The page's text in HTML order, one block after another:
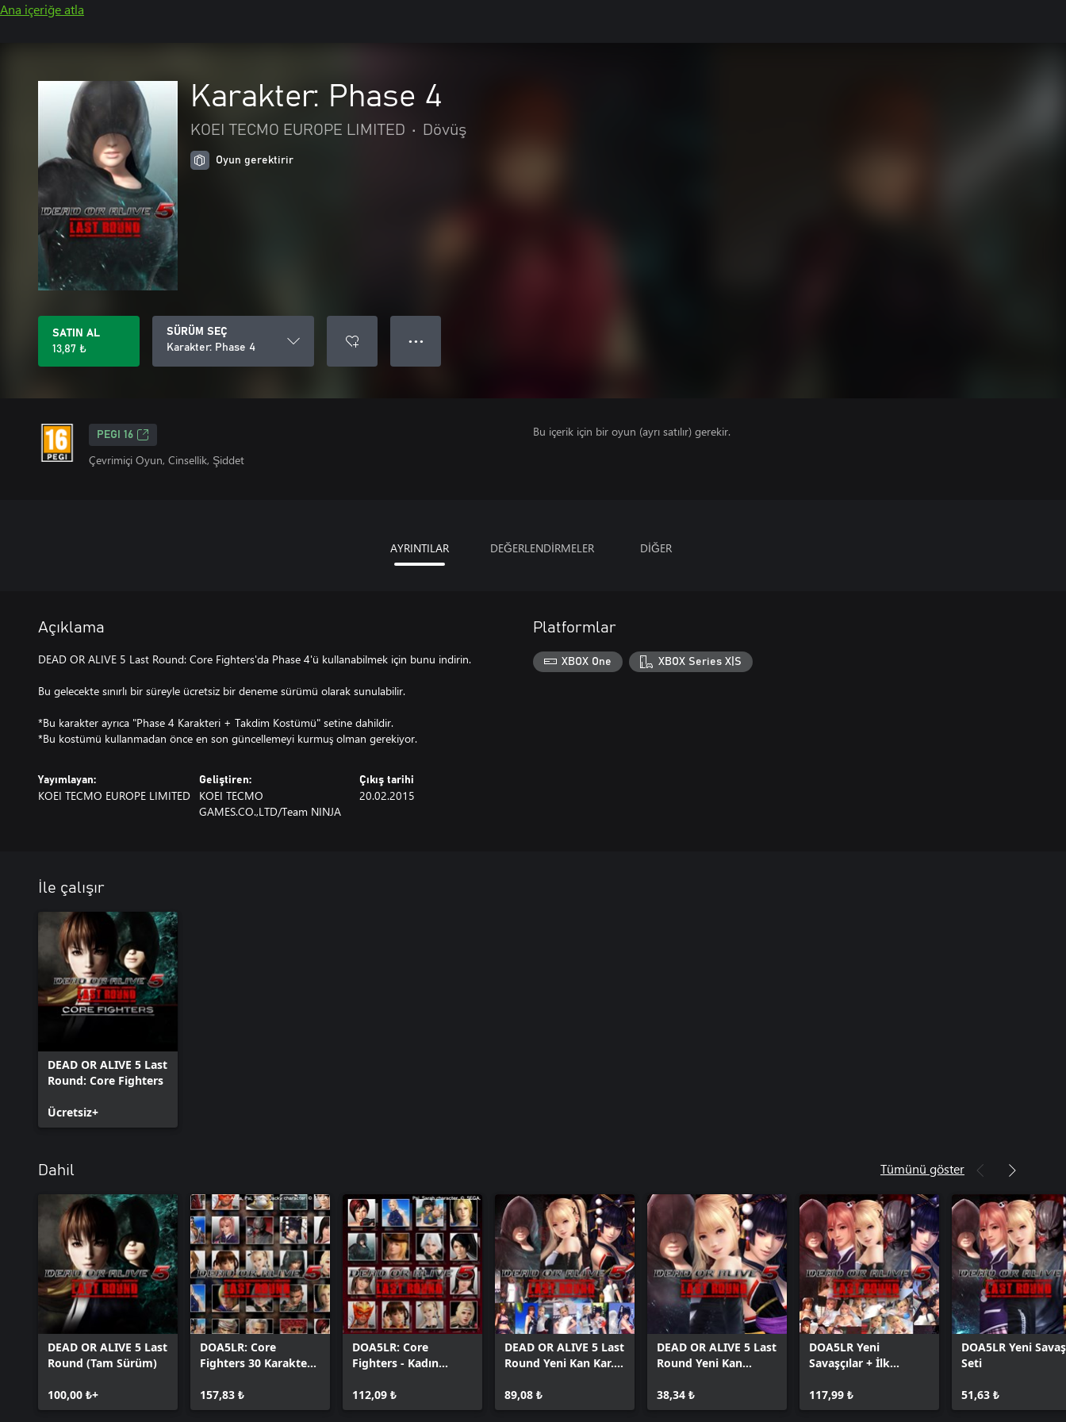
Ana içeriğe atla
Karakter: Phase 4
KOEI TECMO EUROPE LIMITED • Dövüş
Oyun gerektirir
SATIN AL
13,87 ₺
SÜRÜM SEÇ
Karakter: Phase 4
● ● ●
PEGI 16
Çevrimiçi Oyun, Cinsellik, Şiddet
Bu içerik için bir oyun (ayrı satılır) gerekir.
AYRINTILAR DEĞERLENDİRMELER DİĞER
Açıklama
DEAD OR ALIVE 5 Last Round: Core Fighters'da Phase 4'ü kullanabilmek için bunu indirin.
Bu gelecekte sınırlı bir süreyle ücretsiz bir deneme sürümü olarak sunulabilir.
*Bu karakter ayrıca "Phase 4 Karakteri + Takdim Kostümü" setine dahildir.
*Bu kostümü kullanmadan önce en son güncellemeyi kurmuş olman gerekiyor.
Yayımlayan:
KOEI TECMO EUROPE LIMITED
Geliştiren:
KOEI TECMO
GAMES.CO.,LTD/Team NINJA
Çıkış tarihi
20.02.2015
Platformlar
XBOX One XBOX Series X|S
İle çalışır
DEAD OR ALIVE 5 Last
Round: Core Fighters
Ücretsiz+
Dahil Tümünü göster
DEAD OR ALIVE 5 Last
Round (Tam Sürüm)
100,00 ₺+
DOA5LR: Core
Fighters 30 Karakter
157,83 ₺
DOA5LR: Core
Fighters - Kadın
112,09 ₺
DEAD OR ALIVE 5 Last
Round Yeni Kan Kar. +
89,08 ₺
DEAD OR ALIVE 5 Last
Round Yeni Kan
38,34 ₺
DOA5LR Yeni
Savaşçılar + İlk
117,99 ₺
DOA5LR Yeni
Seti
51,63 ₺